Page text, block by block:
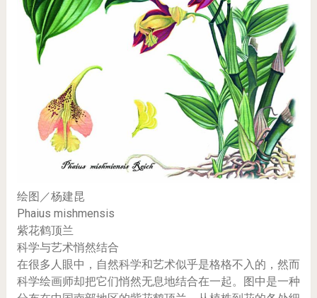
绘图／杨建昆
Phaius mishmensis
紫花鹤顶兰
科学与艺术悄然结合
在很多人眼中，自然科学和艺术似乎是格格不入的，然而
科学绘画师却把它们悄然无息地结合在一起。图中是一种